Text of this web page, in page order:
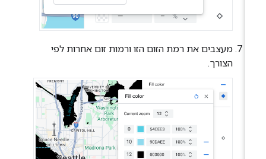
מעצבים את רמת הזום הזו ורמות זום אחרות לפי
הצורך.